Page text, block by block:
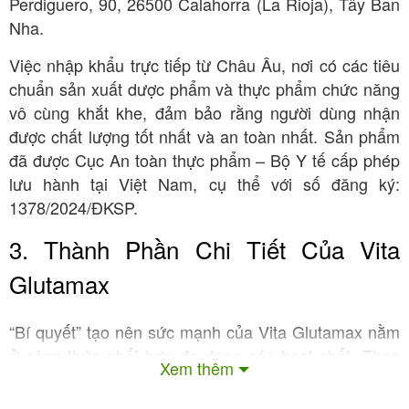
Nha.
Việc nhập khẩu trực tiếp từ Châu Âu, nơi có các tiêu
chuẩn sản xuất dược phẩm và thực phẩm chức năng
vô cùng khắt khe, đảm bảo rằng người dùng nhận
được chất lượng tốt nhất và an toàn nhất. Sản phẩm
đã được Cục An toàn thực phẩm – Bộ Y tế cấp phép
lưu hành tại Việt Nam, cụ thể với số đăng ký:
1378/2024/ĐKSP.
3. Thành Phần Chi Tiết Của Vita
Glutamax
Xem thêm
“Bí quyết” tạo nên sức mạnh của Vita Glutamax nằm
ở công thức phối hợp đa dạng các hoạt chất. Theo
thông tin từ nhà sản xuất, trong 2 viên nang cứng của